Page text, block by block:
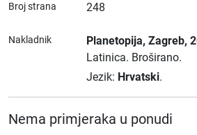
Broj strana 248
Nakladnik Planetopija, Zagreb,
Latinica. Broširano.
Jezik: Hrvatski.
Nema primjeraka u ponudi